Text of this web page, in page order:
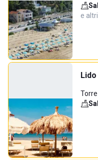
e altri